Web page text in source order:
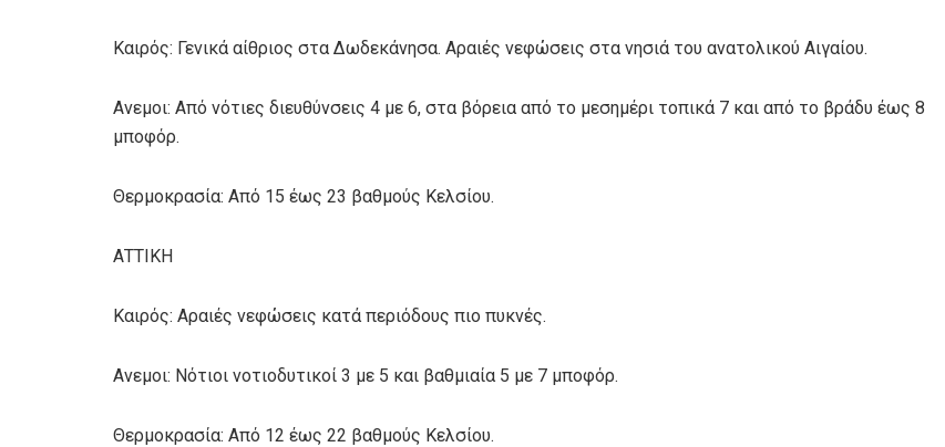
Καιρός: Γενικά αίθριος στα Δωδεκάνησα. Αραιές νεφώσεις στα νησιά του ανατολικού Αιγαίου.
Ανεμοι: Από νότιες διευθύνσεις 4 με 6, στα βόρεια από το μεσημέρι τοπικά 7 και από το βράδυ έως 8
μποφόρ.
Θερμοκρασία: Από 15 έως 23 βαθμούς Κελσίου.
ΑΤΤΙΚΗ
Καιρός: Αραιές νεφώσεις κατά περιόδους πιο πυκνές.
Ανεμοι: Νότιοι νοτιοδυτικοί 3 με 5 και βαθμιαία 5 με 7 μποφόρ.
Θερμοκρασία: Από 12 έως 22 βαθμούς Κελσίου.